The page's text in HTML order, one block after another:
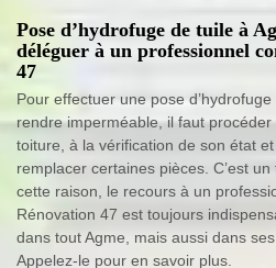
Pose d’hydrofuge de tuile à
déléguer à un professionnel
47
Pour effectuer une pose
rendre imperméable, il faut
toiture, à la vérification de son état et
remplacer certaines pièces. C’est
cette raison, le recours à un
Rénovation 47 est toujours
dans tout Agme, mais aussi dans
Appelez-le pour en savoir plus.